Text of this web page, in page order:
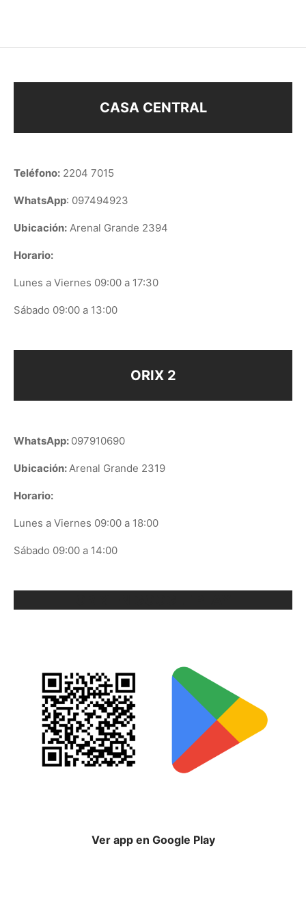
CASA CENTRAL
Teléfono: 2204 7015
WhatsApp: 097494923
Ubicación: Arenal Grande 2394
Horario:
Lunes a Viernes 09:00 a 17:30
Sábado 09:00 a 13:00
ORIX 2
WhatsApp: 097910690
Ubicación:Arenal Grande 2319
Horario:
Lunes a Viernes 09:00 a 18:00
Sábado 09:00 a 14:00
Ver app en Google Play